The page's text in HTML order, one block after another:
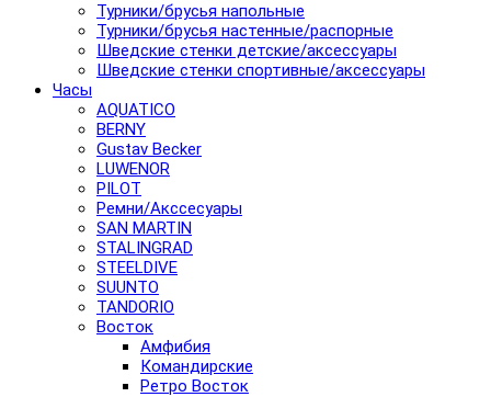
Турники/брусья напольные
Турники/брусья настенные/распорные
Шведские стенки детские/аксессуары
Шведские стенки спортивные/аксессуары
Часы
AQUATICO
BERNY
Gustav Becker
LUWENOR
PILOT
Pемни/Акссесуары
SAN MARTIN
STALINGRAD
STEELDIVE
SUUNTO
TANDORIO
Восток
Амфибия
Командирские
Ретро Восток